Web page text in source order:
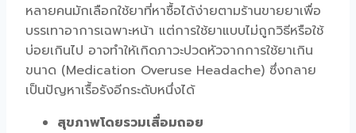
หลายคนมักเลือกใช้ยาที่หาซื้อได้ง่ายตามร้านขายยาเพื่อ
บรรเทาอาการเฉพาะหน้า แต่การใช้ยาแบบไม่ถูกวิธีหรือใช้
บ่อยเกินไป อาจทำให้เกิดภาวะปวดหัวจากการใช้ยาเกิน
ขนาด (Medication Overuse Headache) ซึ่งกลาย
เป็นปัญหาเรื้อรังอีกระดับหนึ่งได้
สุขภาพโดยรวมเสื่อมถอย